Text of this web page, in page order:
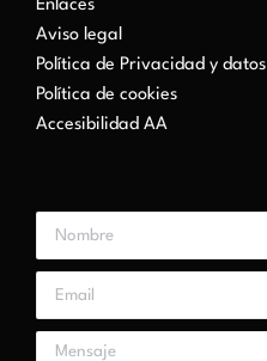
Enlaces
Aviso legal
Política de Privacidad y datos
Política de cookies
Accesibilidad AA